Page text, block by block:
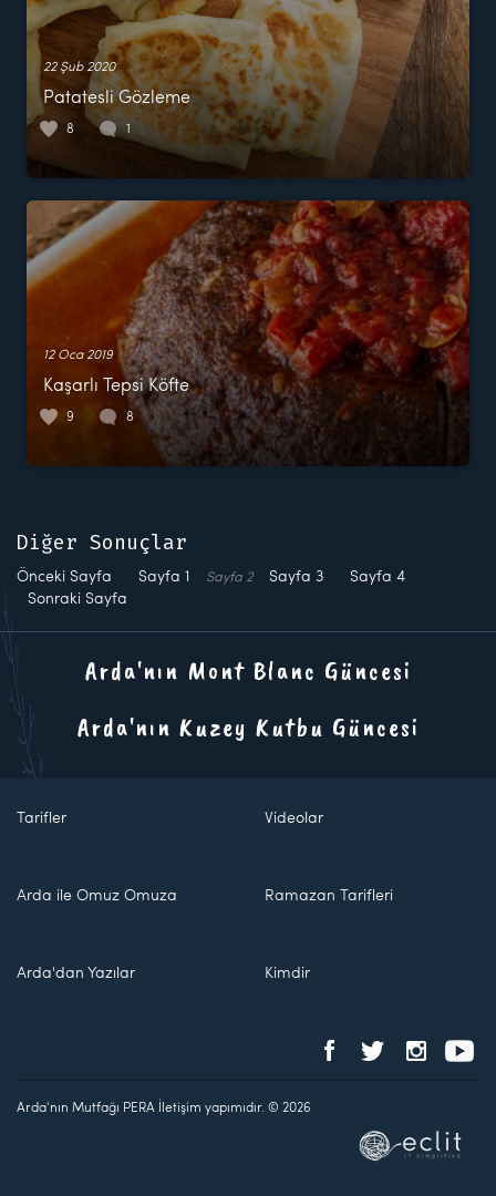
22 Şub 2020
Patatesli Gözleme
8 1
12 Oca 2019
Kaşarlı Tepsi Köfte
9 8
Diğer Sonuçlar
Önceki Sayfa Sayfa 1 Sayfa 2 Sayfa 3 Sayfa 4
Sonraki Sayfa
Arda'nın Mont Blanc Güncesi
Arda'nın Kuzey Kutbu Güncesi
Tarifler Videolar
Arda ile Omuz Omuza Ramazan Tarifleri
Arda'dan Yazılar Kimdir
Arda'nın Mutfağı PERA İletişim yapımıdır. © 2026